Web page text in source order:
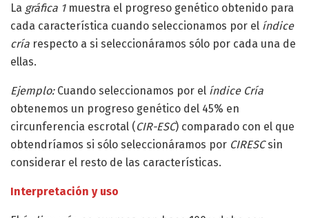
La gráfica 1muestra el progreso genético obtenido para
cada característica cuando seleccionamos por el índice
cría respecto a si seleccionáramos sólo por cada una de
ellas.
Ejemplo:Cuando seleccionamos por el índice Cría
obtenemos un progreso genético del 45% en
circunferencia escrotal (CIR-ESC) comparado con el que
obtendríamos si sólo seleccionáramos por CIRESCsin
considerar el resto de las características.
Interpretación y uso